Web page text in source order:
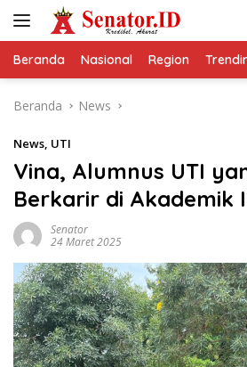
Beranda Nasional Region
Beranda News
News, UTI
Vina, Alumnus UTI
Berkarir di Akademik
Senator
24 Maret 2025